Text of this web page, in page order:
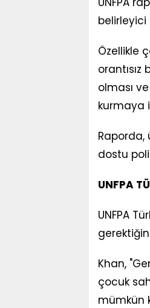
belirleyici
Özellikle
orantısız
olması
kurmaya
Raporda,
dostu
UNFPA
UNFPA
Khan,
çocuk
mümkün